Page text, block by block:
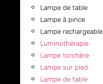
Lampe de table
Lampe à pince
Lampe rechargeable
Luminothérapie
Lampe torchère
Lampe sur pied
Lampe de table